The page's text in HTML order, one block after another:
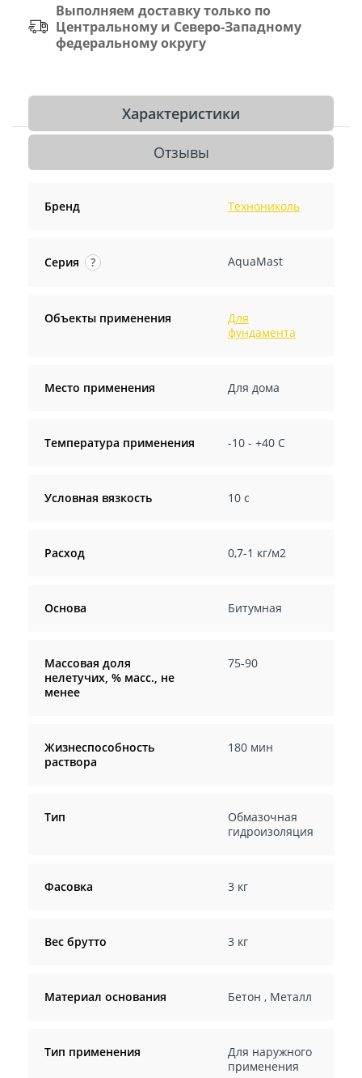
Выполняем доставку только по
Центральному и Северо-Западному
федеральному округу
Характеристики
Отзывы
Бренд Технониколь
Серия ? AquaMast
Объекты применения
Для
фундамента
Место применения Для дома
Температура применения -10 - +40 C
Условная вязкость 10 с
Расход 0,7-1 кг/м2
Основа Битумная
Массовая доля
нелетучих, % масс., не
менее
75-90
Жизнеспособность
раствора
180 мин
Тип
Обмазочная
гидроизоляция
Фасовка 3 кг
Вес брутто 3 кг
Материал основания Бетон , Металл
Тип применения
Для наружного
применения